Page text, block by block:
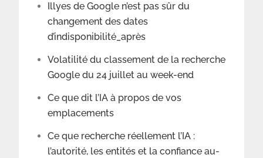
Illyes de Google n’est pas sûr du
changement des dates
d’indisponibilité_après
Volatilité du classement de la recherche
Google du 24 juillet au week-end
Ce que dit l’IA à propos de vos
emplacements
Ce que recherche réellement l’IA :
l’autorité, les entités et la confiance au-